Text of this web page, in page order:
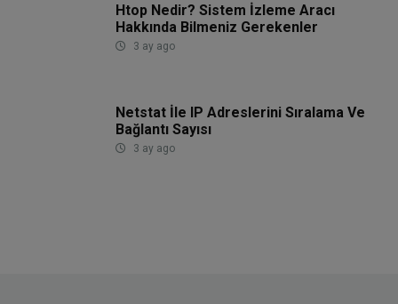
Htop Nedir? Sistem İzleme Aracı
Hakkında Bilmeniz Gerekenler
3 ay ago
Netstat İle IP Adreslerini Sıralama Ve
Bağlantı Sayısı
3 ay ago